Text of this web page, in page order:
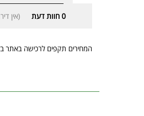
0 חוות דעת (אין
המחירים תקפים לרכישה באתר